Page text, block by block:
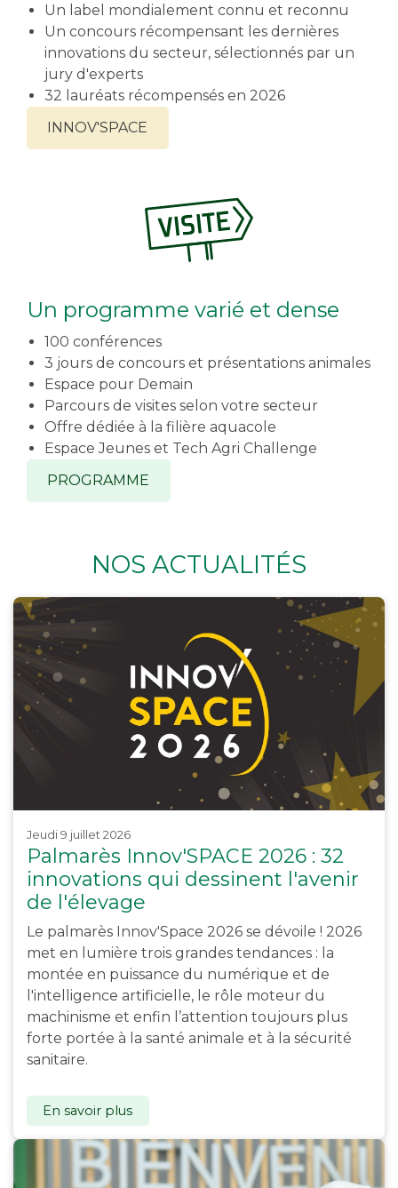
Un label mondialement connu et reconnu
Un concours récompensant les dernières
innovations du secteur, sélectionnés par un
jury d'experts
32 lauréats récompensés en 2026
INNOV'SPACE
Un programme varié et dense
100 conférences
3 jours de concours et présentations animales
Espace pour Demain
Parcours de visites selon votre secteur
Offre dédiée à la filière aquacole
Espace Jeunes et Tech Agri Challenge
PROGRAMME
NOS ACTUALITÉS
jeudi 9 juillet 2026
Palmarès Innov'SPACE 2026 : 32
innovations qui dessinent l'avenir
de l'élevage
Le palmarès Innov'Space 2026 se dévoile ! 2026
met en lumière trois grandes tendances : la
montée en puissance du numérique et de
l'intelligence artificielle, le rôle moteur du
machinisme et enfin l’attention toujours plus
forte portée à la santé animale et à la sécurité
sanitaire.
En savoir plus